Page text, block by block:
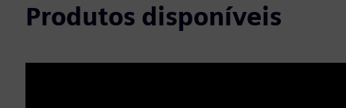
Produtos disponíveis